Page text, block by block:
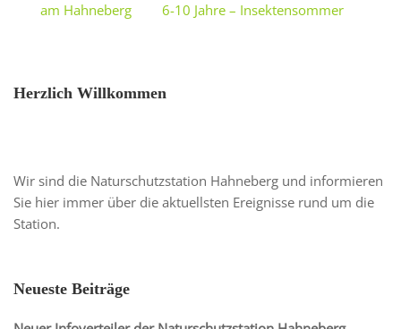
am Hahneberg
6-10 Jahre – Insektensommer
Herzlich Willkommen
Wir sind die Naturschutzstation Hahneberg und informieren
Sie hier immer über die aktuellsten Ereignisse rund um die
Station.
Neueste Beiträge